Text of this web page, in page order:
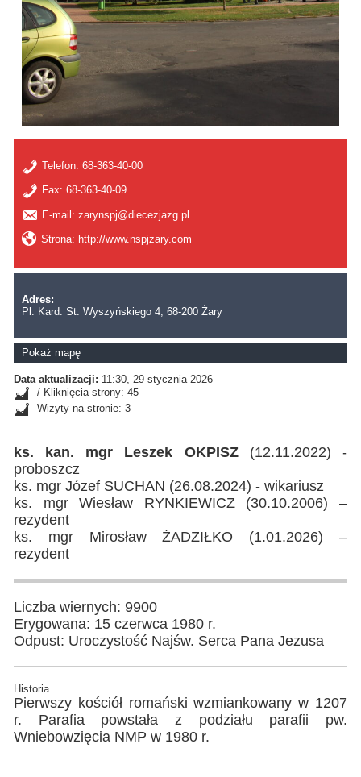
Telefon:68-363-40-00
Fax:68-363-40-09
E-mail: zarynspj@diecezjazg.pl
Strona: http://www.nspjzary.com
Adres:
Pl. Kard. St. Wyszyńskiego 4, 68-200 Żary
Pokaż mapę
Data aktualizacji: 11:30, 29 stycznia 2026
/ Kliknięcia strony: 45
Wizyty na stronie: 3
ks. kan. mgr Leszek OKPISZ(12.11.2022) -
proboszcz
ks. mgr Józef SUCHAN (26.08.2024) - wikariusz
ks. mgr Wiesław RYNKIEWICZ (30.10.2006) –
rezydent
ks. mgr Mirosław ŻADZIŁKO (1.01.2026) –
rezydent
Liczba wiernych: 9900
Erygowana: 15 czerwca 1980 r.
Odpust: Uroczystość Najśw. Serca Pana Jezusa
Historia
Pierwszy kościół romański wzmiankowany w 1207
r. Parafia powstała z podziału parafii pw.
Wniebowzięcia NMP w 1980 r.